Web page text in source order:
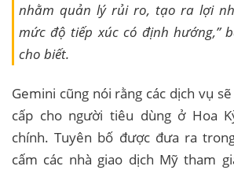
nhằm quản lý rủi ro, tạo ra lợi
mức độ tiếp xúc có định hướng,”
cho biết.
Gemini cũng nói rằng các dịch vụ
cấp cho người tiêu dùng ở Hoa
chính. Tuyên bố được đưa ra
cấm các nhà giao dịch Mỹ tham